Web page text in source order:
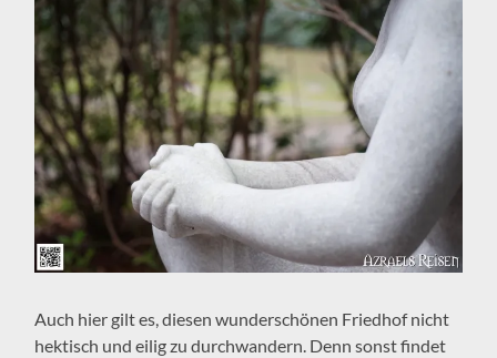
Auch hier gilt es, diesen wunderschönen Friedhof nicht
hektisch und eilig zu durchwandern. Denn sonst findet